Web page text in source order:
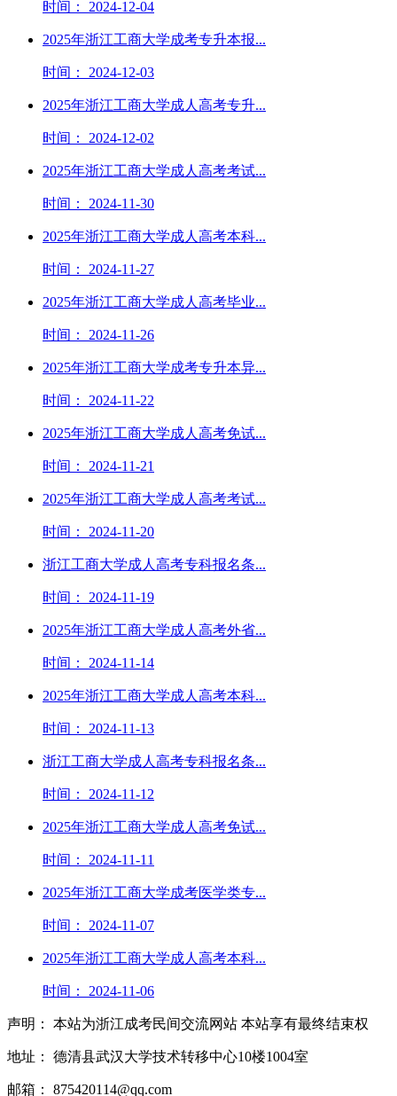
时间： 2024-12-04
2025年浙江工商大学成考专升本报...
时间： 2024-12-03
2025年浙江工商大学成人高考专升...
时间： 2024-12-02
2025年浙江工商大学成人高考考试...
时间： 2024-11-30
2025年浙江工商大学成人高考本科...
时间： 2024-11-27
2025年浙江工商大学成人高考毕业...
时间： 2024-11-26
2025年浙江工商大学成考专升本异...
时间： 2024-11-22
2025年浙江工商大学成人高考免试...
时间： 2024-11-21
2025年浙江工商大学成人高考考试...
时间： 2024-11-20
浙江工商大学成人高考专科报名条...
时间： 2024-11-19
2025年浙江工商大学成人高考外省...
时间： 2024-11-14
2025年浙江工商大学成人高考本科...
时间： 2024-11-13
浙江工商大学成人高考专科报名条...
时间： 2024-11-12
2025年浙江工商大学成人高考免试...
时间： 2024-11-11
2025年浙江工商大学成考医学类专...
时间： 2024-11-07
2025年浙江工商大学成人高考本科...
时间： 2024-11-06
声明： 本站为浙江成考民间交流网站 本站享有最终结束权
地址： 德清县武汉大学技术转移中心10楼1004室
邮箱： 875420114@qq.com